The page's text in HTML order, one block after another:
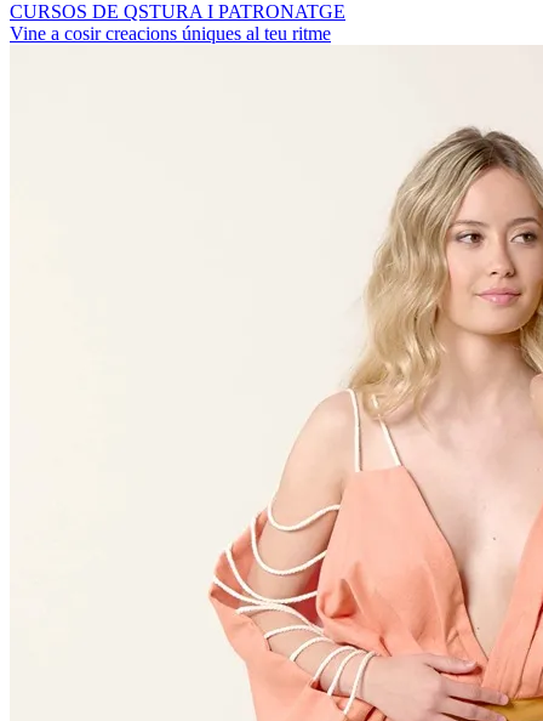
CURSOS DE QSTURA I PATRONATGE
Vine a cosir creacions úniques al teu ritme